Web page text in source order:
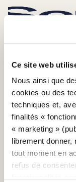
Ce site web
Nous ainsi que
cookies ou des
techniques et,
finalités «
« marketing »
librement
tout moment en
refus de
via Casale, 975
+39 0541 757711
SUIVEZ-NOUS
SOUTIEN
Contact